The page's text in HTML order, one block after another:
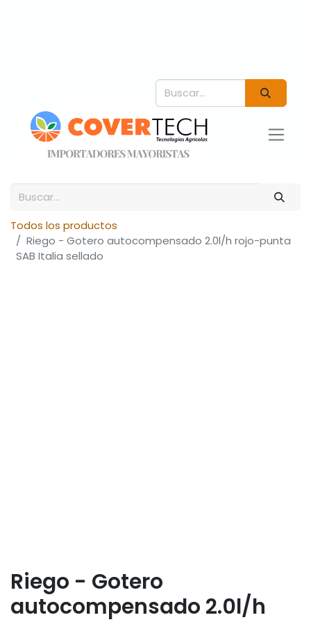
Todos los productos
Riego - Gotero autocompensado 2.0l/h rojo-punta
SAB Italia sellado
Riego - Gotero
autocompensado 2.0l/h